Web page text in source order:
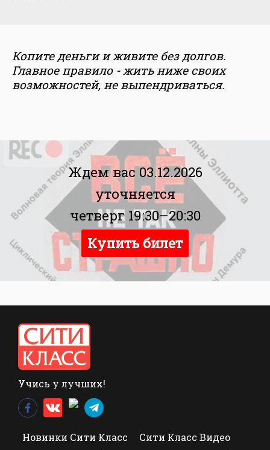
Копите деньги и живите без долгов.
Главное правило - жить ниже своих
возможностей, не выпендриваться.
Ждем вас 03.12.2026
уточняется
четверг 19:30–20:30
Купить билет
Учись у лучших!
Новинки Сити Класс
Сити Класс Видео